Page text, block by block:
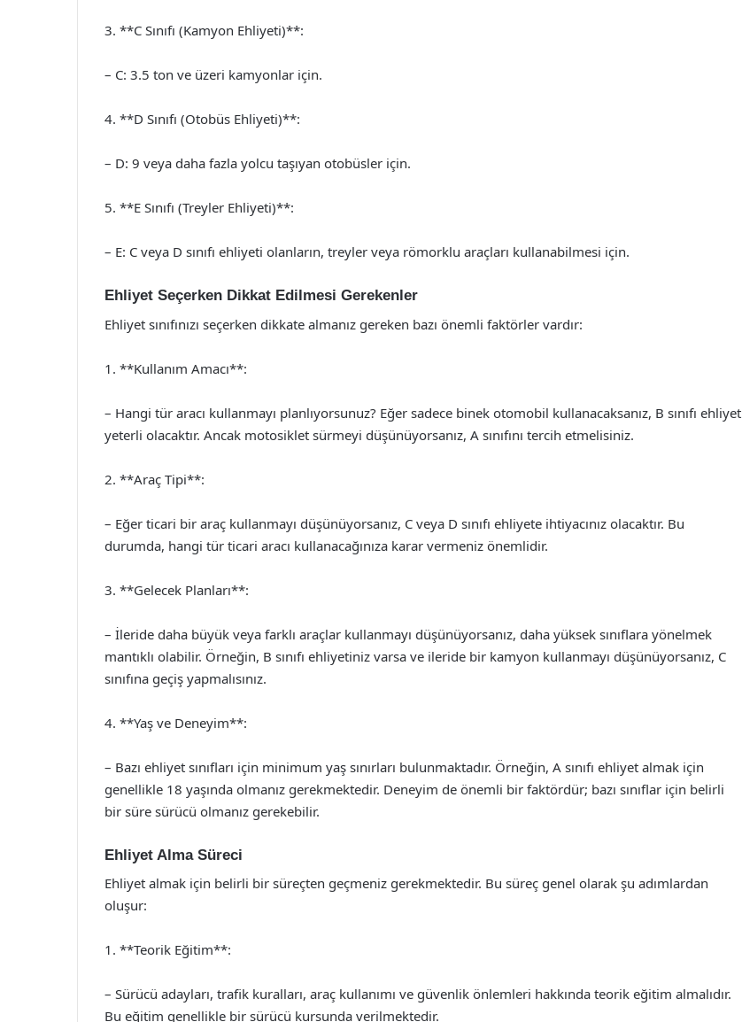
3. **C Sınıfı (Kamyon Ehliyeti)**:
– C: 3.5 ton ve üzeri kamyonlar için.
4. **D Sınıfı (Otobüs Ehliyeti)**:
– D: 9 veya daha fazla yolcu taşıyan otobüsler için.
5. **E Sınıfı (Treyler Ehliyeti)**:
– E: C veya D sınıfı ehliyeti olanların, treyler veya römorklu araçları kullanabilmesi için.
Ehliyet Seçerken Dikkat Edilmesi Gerekenler
Ehliyet sınıfınızı seçerken dikkate almanız gereken bazı önemli faktörler vardır:
1. **Kullanım Amacı**:
– Hangi tür aracı kullanmayı planlıyorsunuz? Eğer sadece binek otomobil kullanacaksanız, B sınıfı ehliyet
yeterli olacaktır. Ancak motosiklet sürmeyi düşünüyorsanız, A sınıfını tercih etmelisiniz.
2. **Araç Tipi**:
– Eğer ticari bir araç kullanmayı düşünüyorsanız, C veya D sınıfı ehliyete ihtiyacınız olacaktır. Bu
durumda, hangi tür ticari aracı kullanacağınıza karar vermeniz önemlidir.
3. **Gelecek Planları**:
– İleride daha büyük veya farklı araçlar kullanmayı düşünüyorsanız, daha yüksek sınıflara yönelmek
mantıklı olabilir. Örneğin, B sınıfı ehliyetiniz varsa ve ileride bir kamyon kullanmayı düşünüyorsanız, C
sınıfına geçiş yapmalısınız.
4. **Yaş ve Deneyim**:
– Bazı ehliyet sınıfları için minimum yaş sınırları bulunmaktadır. Örneğin, A sınıfı ehliyet almak için
genellikle 18 yaşında olmanız gerekmektedir. Deneyim de önemli bir faktördür; bazı sınıflar için belirli
bir süre sürücü olmanız gerekebilir.
Ehliyet Alma Süreci
Ehliyet almak için belirli bir süreçten geçmeniz gerekmektedir. Bu süreç genel olarak şu adımlardan
oluşur:
1. **Teorik Eğitim**:
– Sürücü adayları, trafik kuralları, araç kullanımı ve güvenlik önlemleri hakkında teorik eğitim almalıdır.
Bu eğitim genellikle bir sürücü kursunda verilmektedir.